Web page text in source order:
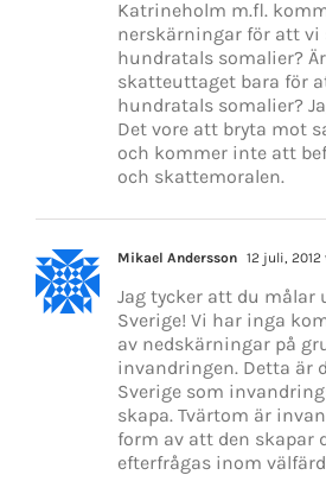
Katrineholm m.fl.
nerskärningar för att vi
hundratals somalier?
skatteuttaget bara för
hundratals somalier?
Det vore att bryta mot
och kommer inte att
och skattemoralen.
Mikael Andersson 12 juli,
Jag tycker att du målar
Sverige! Vi har inga
av nedskärningar på
invandringen. Detta är
Sverige som
skapa. Tvärtom är
form av att den skapar
efterfrågas inom